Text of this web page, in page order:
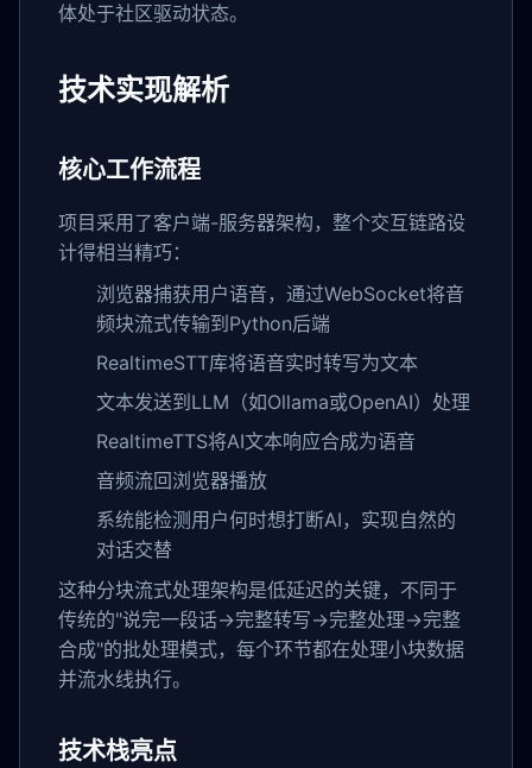
体处于社区驱动状态。
技术实现解析
核心工作流程
项目采用了客户端-服务器架构，整个交互链路设
计得相当精巧：
浏览器捕获用户语音，通过WebSocket将音
频块流式传输到Python后端
RealtimeSTT库将语音实时转写为文本
文本发送到LLM（如Ollama或OpenAI）处理
RealtimeTTS将AI文本响应合成为语音
音频流回浏览器播放
系统能检测用户何时想打断AI，实现自然的
对话交替
这种分块流式处理架构是低延迟的关键，不同于
传统的"说完一段话→完整转写→完整处理→完整
合成"的批处理模式，每个环节都在处理小块数据
并流水线执行。
技术栈亮点